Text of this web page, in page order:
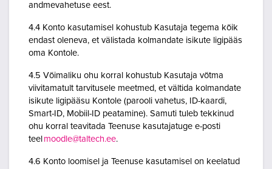
andmevahetuse eest.
4.4 Konto kasutamisel kohustub Kasutaja tegema kõik
endast oleneva, et välistada kolmandate isikute ligipääs
oma Kontole.
4.5 Võimaliku ohu korral kohustub Kasutaja võtma
viivitamatult tarvitusele meetmed, et vältida kolmandate
isikute ligipääsu Kontole (parooli vahetus, ID-kaardi,
Smart-ID, Mobiil-ID peatamine). Samuti tuleb tekkinud
ohu korral teavitada Teenuse kasutajatuge e-posti
teel moodle@taltech.ee.
4.6 Konto loomisel ja Teenuse kasutamisel on keelatud